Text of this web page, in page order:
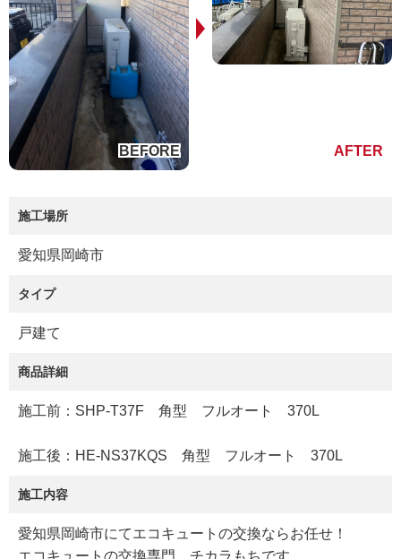
施工場所
愛知県岡崎市
タイプ
戸建て
商品詳細
施工前：SHP-T37F 角型 フルオート 370L
施工後：HE-NS37KQS 角型 フルオート 370L
施工内容
愛知県岡崎市にてエコキュートの交換ならお任せ！
エコキュートの交換専門 チカラもちです。